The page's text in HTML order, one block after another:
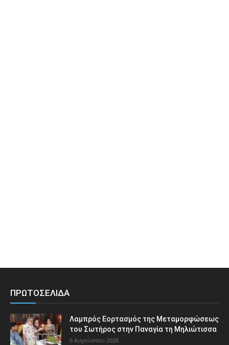
ΠΡΩΤΟΣΕΛΙΔΑ
Λαμπρός Εορτασμός της Μεταμορφώσεως
του Σωτήρος στην Παναγία τη Μηλιώτισσα
6 Αυγούστου 2026